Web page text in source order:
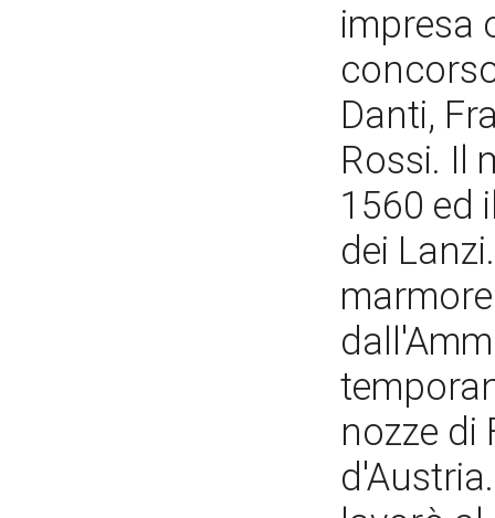
impresa
Danti,
Rossi. Il
1560 ed
dei
nozze di